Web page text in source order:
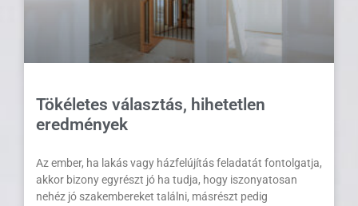
Tökéletes választás, hihetetlen
eredmények
Az ember, ha lakás vagy házfelújítás feladatát fontolgatja,
akkor bizony egyrészt jó ha tudja, hogy iszonyatosan
nehéz jó szakembereket találni, másrészt pedig